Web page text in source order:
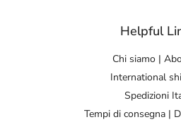
Helpful
Chi siamo |
International
Spedizioni
Tempi di consegna |